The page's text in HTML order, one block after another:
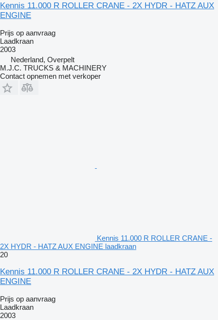
Kennis 11.000 R ROLLER CRANE - 2X HYDR - HATZ AUX
ENGINE
Prijs op aanvraag
Laadkraan
2003
Nederland, Overpelt
M.J.C. TRUCKS & MACHINERY
Contact opnemen met verkoper
Kennis 11.000 R ROLLER CRANE -
2X HYDR - HATZ AUX ENGINE laadkraan
20
Kennis 11.000 R ROLLER CRANE - 2X HYDR - HATZ AUX
ENGINE
Prijs op aanvraag
Laadkraan
2003